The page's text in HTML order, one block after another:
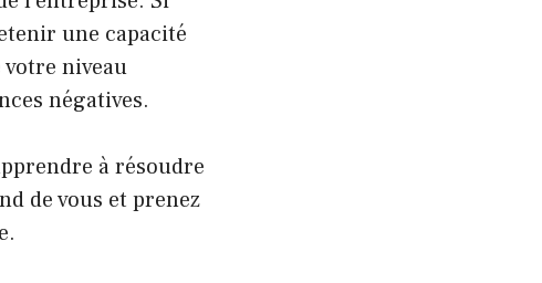
une capacité
votre niveau
négatives.
à résoudre
de vous et prenez